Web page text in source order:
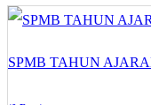
SPMB TAHUN